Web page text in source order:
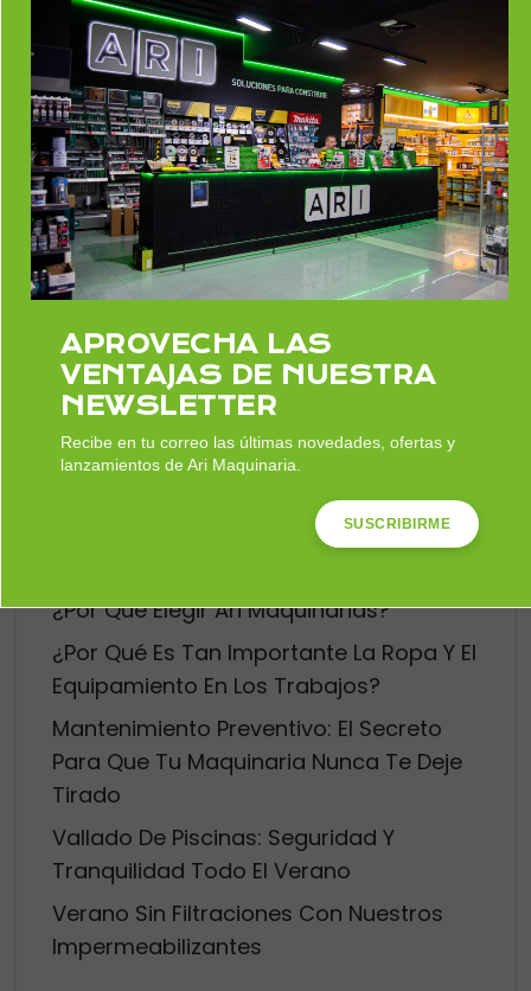
Cómo elegir la hidrolimpiadora
Kärcher adecuada: guía completa de
los modelos K2 a K7
Buscar
Entradas recientes
¿Por Qué Elegir Ari Maquinarias?
¿Por Qué Es Tan Importante La Ropa Y El
Equipamiento En Los Trabajos?
Mantenimiento Preventivo: El Secreto
Para Que Tu Maquinaria Nunca Te Deje
Tirado
Vallado De Piscinas: Seguridad Y
Tranquilidad Todo El Verano
Verano Sin Filtraciones Con Nuestros
Impermeabilizantes
APROVECHA LAS
VENTAJAS DE NUESTRA
NEWSLETTER
Recibe en tu correo las últimas novedades, ofertas y
lanzamientos de Ari Maquinaria.
SUSCRIBIRME